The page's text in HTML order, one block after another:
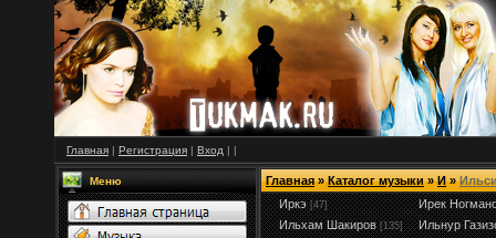
Главная | Регистрация | Вход | |
Меню Главная»Каталог музыки»И»
Иркэ [47]
Ирек
Ильхам Шакиров [135]
Ильнур